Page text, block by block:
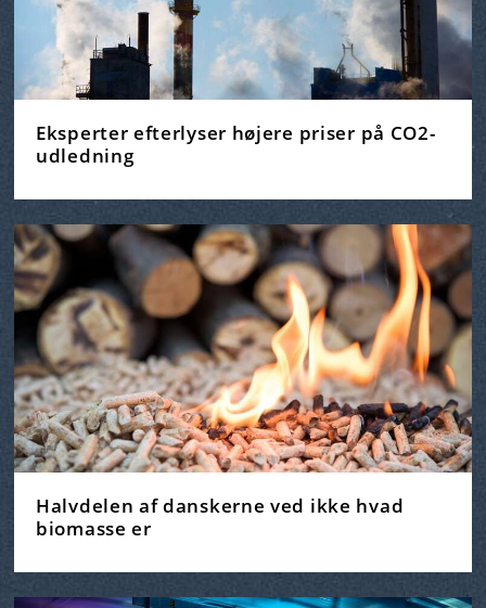
Eksperter efterlyser højere priser på CO2-
udledning
Halvdelen af danskerne ved ikke hvad
biomasse er